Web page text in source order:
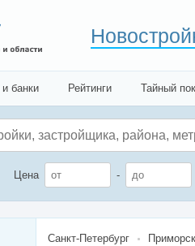
и банки Рейтинги Тайный
Цена -
Санкт-Петербург